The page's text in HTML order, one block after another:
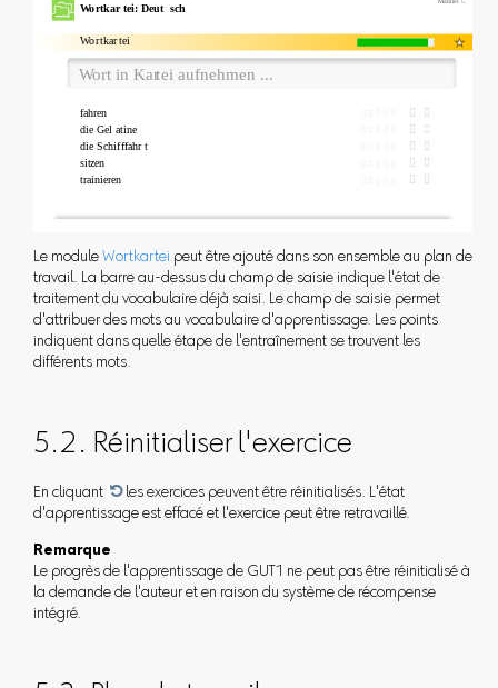
Le module Wortkartei peut être ajouté dans son ensemble au plan de
travail. La barre au-dessus du champ de saisie indique l'état de
traitement du vocabulaire déjà saisi. Le champ de saisie permet
d'attribuer des mots au vocabulaire d'apprentissage. Les points
indiquent dans quelle étape de l'entraînement se trouvent les
différents mots.
5.2. Réinitialiser l'exercice
En cliquant les exercices peuvent être réinitialisés. L'état
d'apprentissage est effacé et l'exercice peut être retravaillé.
Remarque
Le progrès de l'apprentissage de GUT1 ne peut pas être réinitialisé à
la demande de l'auteur et en raison du système de récompense
intégré.